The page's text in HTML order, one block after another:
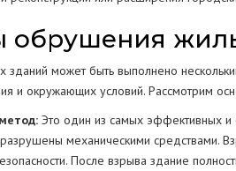
обрушения
может быть выполнено
и окружающих условий. Рассмотрим
Это один из самых эффективных и
механическими средствами.
После взрыва здание